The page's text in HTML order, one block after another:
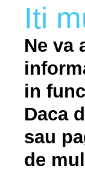
Iti
Ne va
in
Daca
sau
de